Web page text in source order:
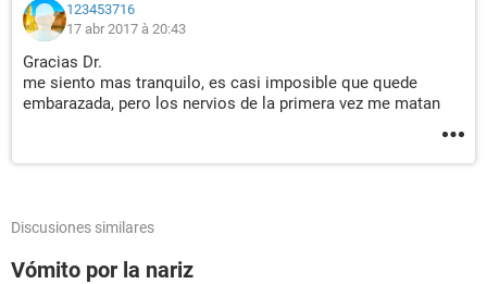
123453716
17 abr 2017 à 20:43
Gracias Dr.
me siento mas tranquilo, es casi imposible que quede
embarazada, pero los nervios de la primera vez me matan
Discusiones similares
Vómito por la nariz